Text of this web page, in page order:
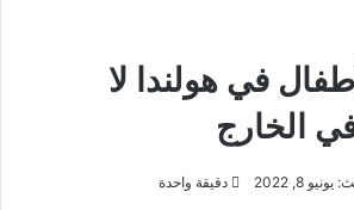
في هولندا لا
الخارج
8, 2022 دقيقة واحدة